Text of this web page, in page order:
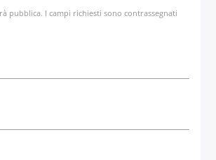
pubblica. I campi richiesti sono contrassegnati